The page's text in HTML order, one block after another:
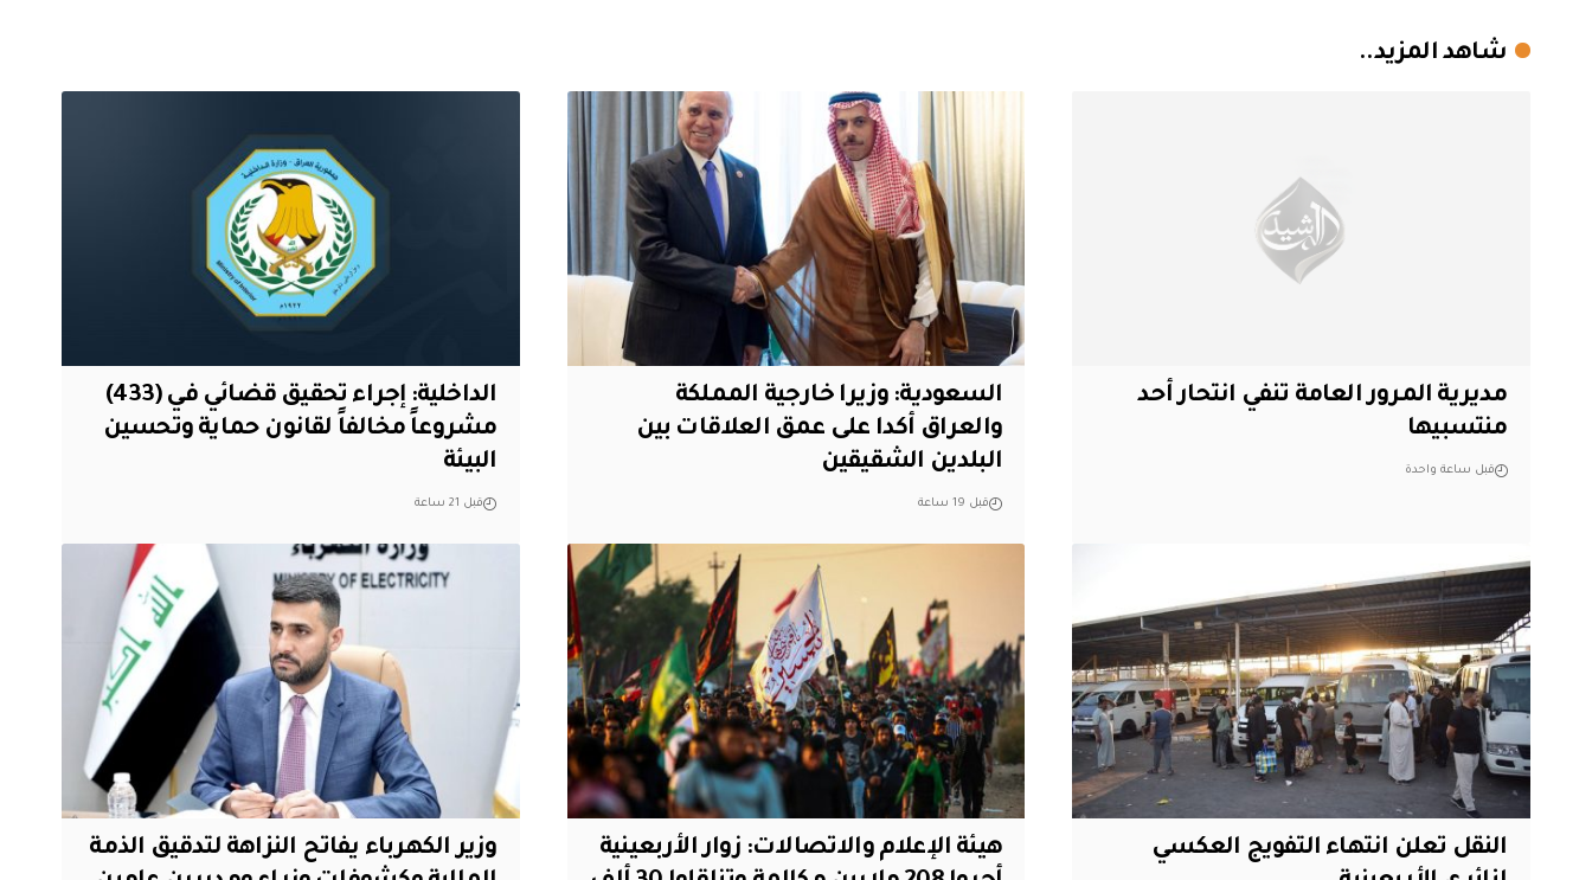
شاهد المزيد..
مديرية المرور العامة تنفي انتحار أحد
منتسبيها
قبل ساعة واحدة
السعودية: وزيرا خارجية المملكة
والعراق أكدا على عمق العلاقات بين
البلدين الشقيقين
قبل 19 ساعة
الداخلية: إجراء تحقيق قضائي في (433)
مشروعاً مخالفاً لقانون حماية وتحسين
البيئة
قبل 21 ساعة
النقل تعلن انتهاء التفويج العكسي
هيئة الإعلام والاتصالات: زوار الأربعينية
وزير الكهرباء يفاتح النزاهة لتدقيق الذمة